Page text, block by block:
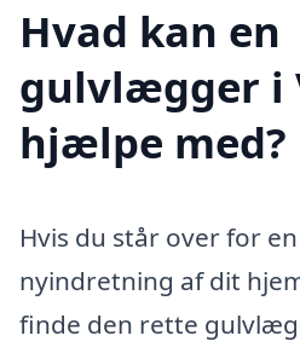
Hvad kan en
gulvlægger i
hjælpe med?
Hvis du står over for
nyindretning af dit
finde den rette